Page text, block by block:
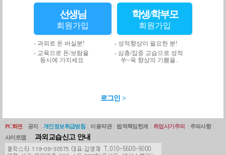
선생님
회원가입
- 과외로 돈 버실분!
- 교육으로 돈/보람을
동시에 가지세요
학생/학부모
회원가입
- 성적향상이 필요한 분!
- 심층/집중 교습으로 성적
쑤~욱 향상의 기쁨을..
로그인 >
PC화면 공지 개인정보취급방침 이용약관 법적책임한계 취업사기주의 주의사항
사이트맵
과외교습신고 안내